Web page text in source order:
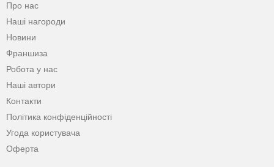
Про нас
Наші нагороди
Новини
Франшиза
Робота у нас
Наші автори
Контакти
Політика конфіденційності
Угода користувача
Оферта